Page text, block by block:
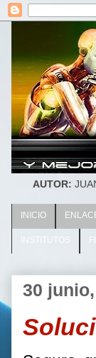
AUTOR:
INICIO
INSTITUTOS
30